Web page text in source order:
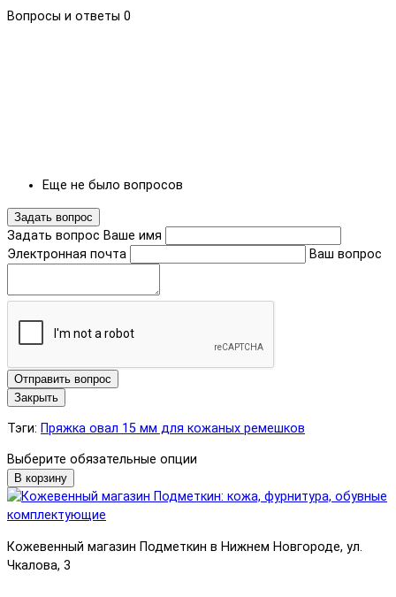
Вопросы и ответы 0
Еще не было вопросов
Задать вопрос
Задать вопрос Ваше имя
Электронная почта
Ваш вопрос
Отправить вопрос
Закрыть
Тэги: Пряжка овал 15 мм для кожаных ремешков
Выберите обязательные опции
В корзину
Кожевенный магазин Подметкин в Нижнем Новгороде, ул.
Чкалова, 3